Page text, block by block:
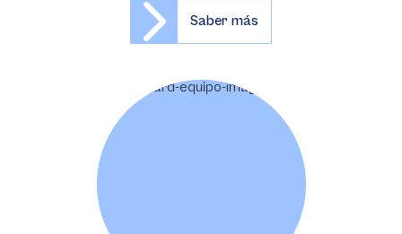
Saber más